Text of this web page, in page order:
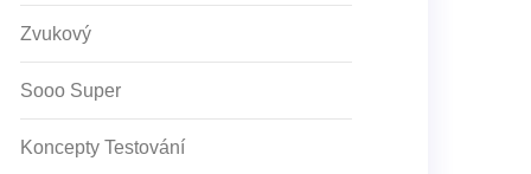
Zvukový
Sooo Super
Koncepty Testování